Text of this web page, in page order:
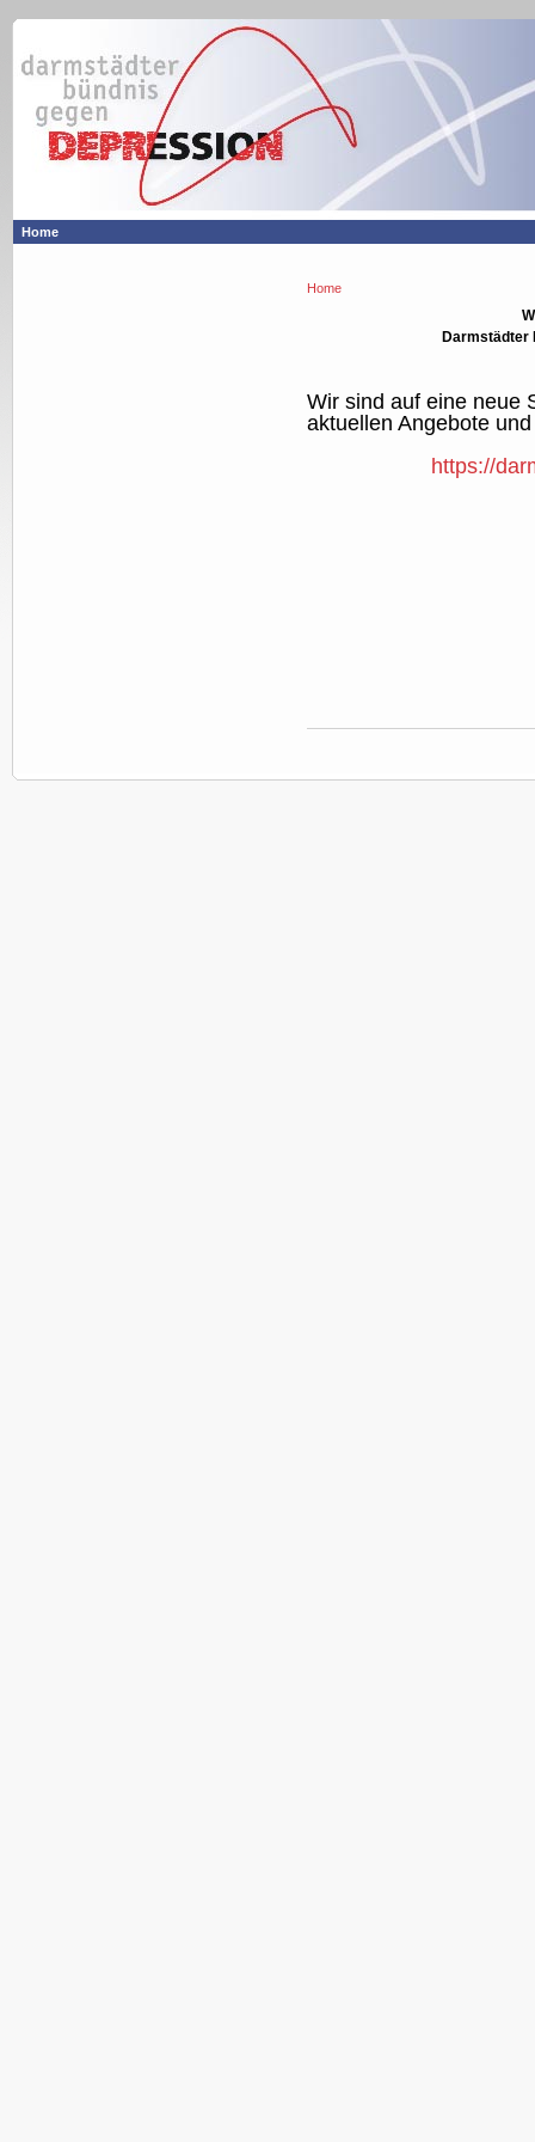
Home
Home
Darmstädter
Wir sind auf eine neue
aktuellen Angebote
https://